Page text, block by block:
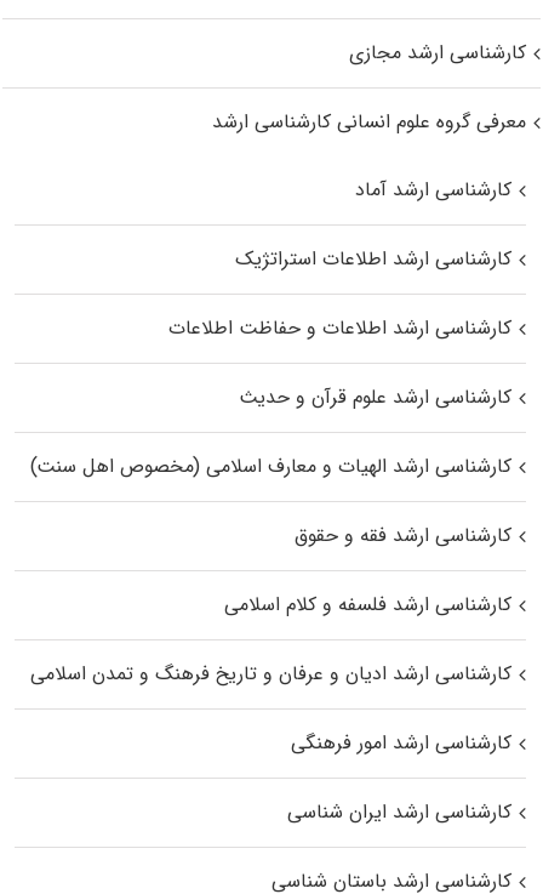
کارشناسی ارشد مجازی
معرفی گروه علوم انسانی کارشناسی ارشد
کارشناسی ارشد آماد
کارشناسی ارشد اطلاعات استراتژیک
کارشناسی ارشد اطلاعات و حفاظت اطلاعات
کارشناسی ارشد علوم قرآن و حدیث
کارشناسی ارشد الهیات و معارف اسلامی (مخصوص اهل سنت)
کارشناسی ارشد فقه و حقوق
کارشناسی ارشد فلسفه و کلام اسلامی
کارشناسی ارشد ادیان و عرفان و تاریخ فرهنگ و تمدن اسلامی
کارشناسی ارشد امور فرهنگی
کارشناسی ارشد ایران شناسی
کارشناسی ارشد باستان شناسی